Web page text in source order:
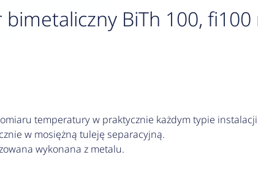
BiTh 100, fi100
temperatury w praktycznie każdym typie
w mosiężną tuleję separacyjną.
wykonana z metalu.